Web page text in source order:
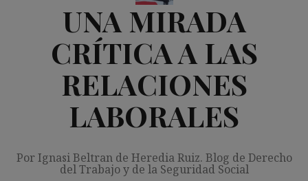
UNA MIRADA
CRÍTICA A LAS
RELACIONES
LABORALES
Por Ignasi Beltran de Heredia Ruiz. Blog de Derecho
del Trabajo y de la Seguridad Social